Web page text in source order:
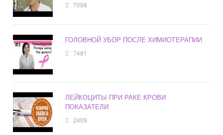
7098
ГОЛОВНОЙ УБОР ПОСЛЕ ХИМИОТЕРАПИИ
7481
ЛЕЙКОЦИТЫ ПРИ РАКЕ КРОВИ
ПОКАЗАТЕЛИ
2409